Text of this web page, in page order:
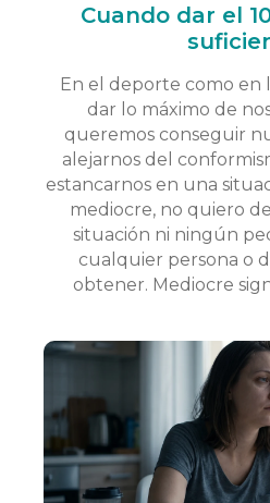
Cuando dar el
En el deporte como en
dar lo máximo de
queremos conseguir
alejarnos del
estancarnos en una
mediocre, no quiero
situación ni ningún
cualquier persona o
obtener. Mediocre